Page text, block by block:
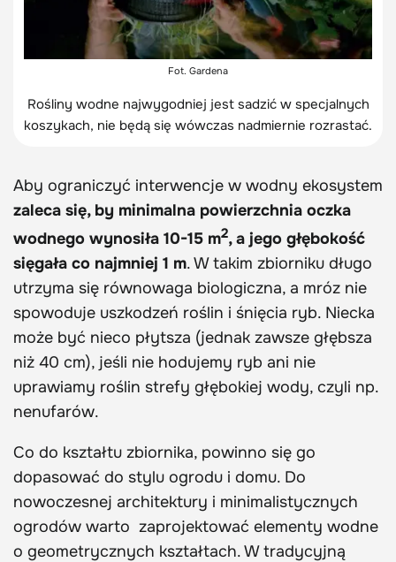
Fot. Gardena
Rośliny wodne najwygodniej jest sadzić w specjalnych
koszykach, nie będą się wówczas nadmiernie rozrastać.
Aby ograniczyć interwencje w wodny ekosystem
zaleca się, by minimalna powierzchnia oczka
wodnego wynosiła 10-15 m2, a jego głębokość
sięgała co najmniej 1 m. W takim zbiorniku długo
utrzyma się równowaga biologiczna, a mróz nie
spowoduje uszkodzeń roślin i śnięcia ryb. Niecka
może być nieco płytsza (jednak zawsze głębsza
niż 40 cm), jeśli nie hodujemy ryb ani nie
uprawiamy roślin strefy głębokiej wody, czyli np.
nenufarów.
Co do kształtu zbiornika, powinno się go
dopasować do stylu ogrodu i domu. Do
nowoczesnej architektury i minimalistycznych
ogrodów warto zaprojektować elementy wodne
o geometrycznych kształtach. W tradycyjną